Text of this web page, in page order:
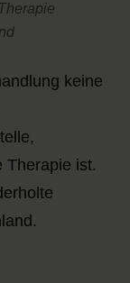
keine
Therapie ist.